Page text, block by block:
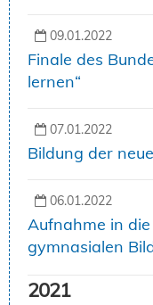
09.01.2022
Finale des
lernen“
07.01.2022
Bildung der
06.01.2022
Aufnahme in
gymnasialen
2021